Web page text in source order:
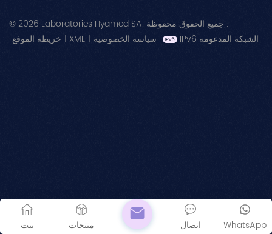
© 2026 Laboratories Hyamed SA. جميع الحقوق محفوظة .
خريطة الموقع | XML | سياسة الخصوصية IPv6 الشبكة المدعومة
بيت منتجات WhatsApp اتصال